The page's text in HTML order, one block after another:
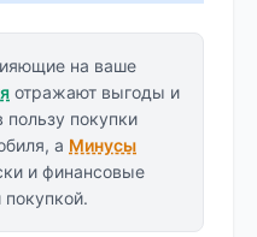
на ваше
отражают выгоды и
покупки
а Минусы
и финансовые
покупкой.